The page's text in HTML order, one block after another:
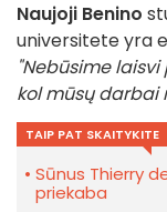
Naujoji Benino
universitete yra
"Nebūsime
kol mūsų darbai
TAIP PAT SKAITYKITE
Sūnus Thierry
priekaba